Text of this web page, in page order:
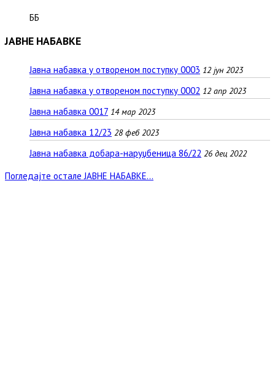
ББ
ЈАВНЕ НАБАВКЕ
Јавна набавка у отвореном поступку 0003 12 јун 2023
Јавна набавка у отвореном поступку 0002 12 апр 2023
Јавна набавка 0017 14 мар 2023
Јавна набавка 12/23 28 феб 2023
Јавна набавка добара-наруџбеница 86/22 26 дец 2022
Погледајте остале ЈАВНЕ НАБАВКЕ...